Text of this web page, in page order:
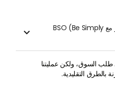
كم من الوقت يستغرق بيع عقار مع BSO (Be Simply

طلب السوق، ولكن عمليتنا
بالطرق التقليدية.